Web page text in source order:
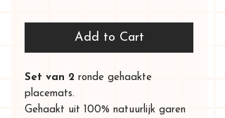
Add to Cart
Set van 2 ronde gehaakte
placemats.
Gehaakt uit 100% natuurlijk garen